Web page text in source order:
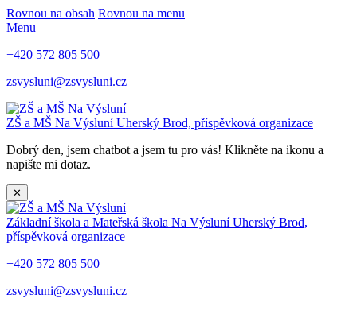
Rovnou na obsah Rovnou na menu
Menu
+420 572 805 500
zsvysluni@zsvysluni.cz
ZŠ a MŠ Na VýsluníUherský Brod, příspěvková organizace
Dobrý den, jsem chatbot a jsem tu pro vás! Klikněte na ikonu a
napište mi dotaz.
✕
Základní škola a Mateřská škola Na VýsluníUherský Brod,
příspěvková organizace
+420 572 805 500
zsvysluni@zsvysluni.cz